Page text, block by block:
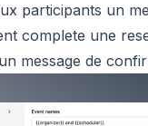
participants un
complete une
message de